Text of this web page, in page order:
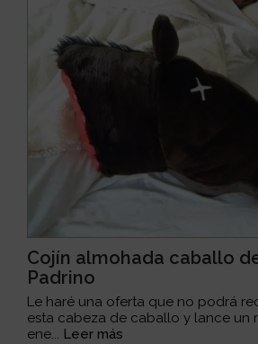
Cojín almohada caballo
Padrino
Le haré una oferta que no podrá
esta cabeza de caballo y lance un
ene... Leer más